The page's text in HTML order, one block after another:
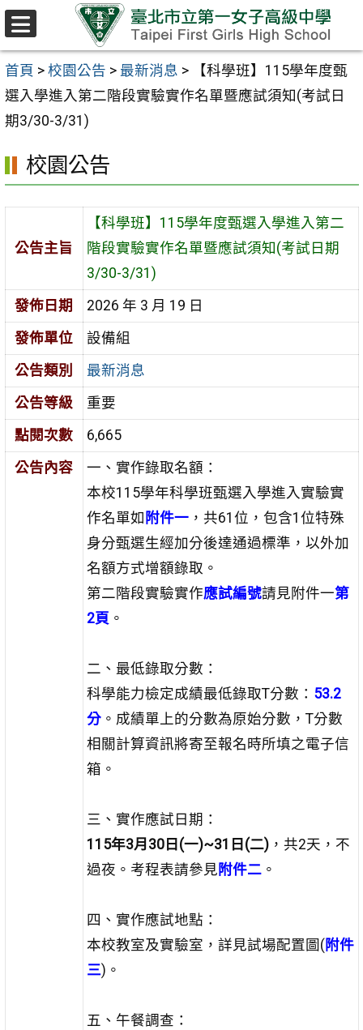
跳至主要內容區
首頁 > 校園公告 > 最新消息 >
【科學班】115學年度甄
選入學進入第二階段實驗實作名單暨應試須知(考試日
期3/30-3/31)
校園公告
公告主旨
【科學班】115學年度甄選入學進入第二
階段實驗實作名單暨應試須知(考試日期
3/30-3/31)
發佈日期
2026 年 3 月 19 日
發佈單位
設備組
公告類別
最新消息
公告等級
重要
點閱次數
6,665
公告內容
一、實作錄取名額：
本校115學年科學班甄選入學進入實驗實
作名單如 附件一，共61位，包含1位特殊
身分甄選生經加分後達通過標準，以外加
名額方式增額錄取。
第二階段實驗實作應試編號請見附件一第
2頁 。
二、最低錄取分數：
科學能力檢定成績最低錄取T分數： 53.2
分。成績單上的分數為原始分數，T分數
相關計算資訊將寄至報名時所填之電子信
箱。
三、實作應試日期：
115年3月30日(一)~31日(二)，共2天，不
過夜。考程表請參見 附件二。
四、實作應試地點：
本校教室及實驗室，詳見試場配置圖( 附件
三)。
五、午餐調查：
選
單